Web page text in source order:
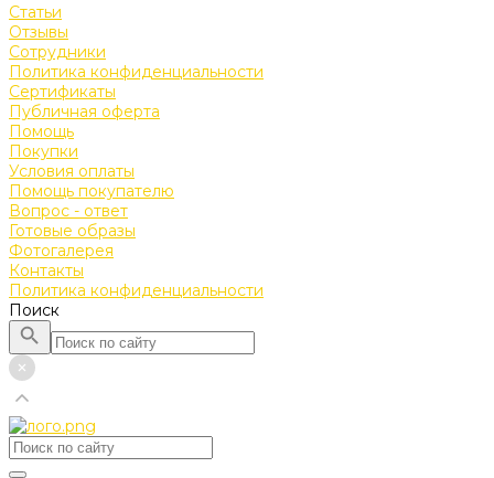
Статьи
Отзывы
Сотрудники
Политика конфиденциальности
Сертификаты
Публичная оферта
Помощь
Покупки
Условия оплаты
Помощь покупателю
Вопрос - ответ
Готовые образы
Фотогалерея
Контакты
Политика конфиденциальности
Поиск